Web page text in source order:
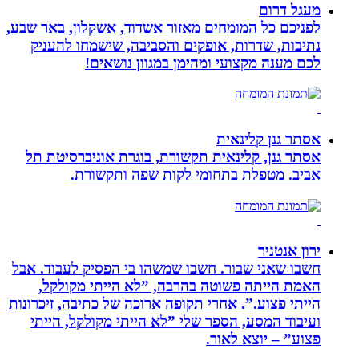
מעגל דרום
לפניכם כל המומחים מאזור אשדוד, אשקלון, באר שבע,
נתיבות, שדרות, אופקים והסביבה, שישמחו להעניק
לכם מענה מקצועי ומהימן במגוון נושאים!
אסתר גנן קלינאית
אסתר גנן, קלינאית תקשורת, בוגרת אוניברסיטת תל
אביב. מטפלת בתחומי לקות שפה ותקשורת.
ירון אנטניר
חשבו שאני שבור. חשבו שמשהו בי הפסיק לעבוד. אבל
האמת הייתה פשוטה בהרבה, ”לא הייתי מקולקל,
הייתי פצוע.”. אחרי תקופה ארוכה של כתיבה, זיכרונות
ועיבוד המסע, הספר שלי ”לא הייתי מקולקל, הייתי
פצוע” – יוצא לאור.